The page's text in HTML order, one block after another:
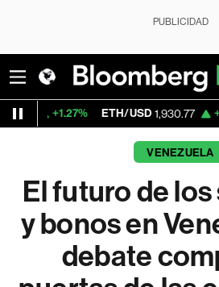
PUBLICIDAD
ETH/USD 1,930.77 +1.31% Visa
VENEZUELA
El futuro de
y bonos en
debate